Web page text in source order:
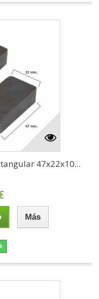
47x22x10...
Más